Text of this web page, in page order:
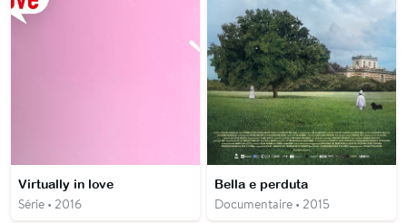
Virtually in love
Série • 2016
Bella e perduta
Documentaire • 2015